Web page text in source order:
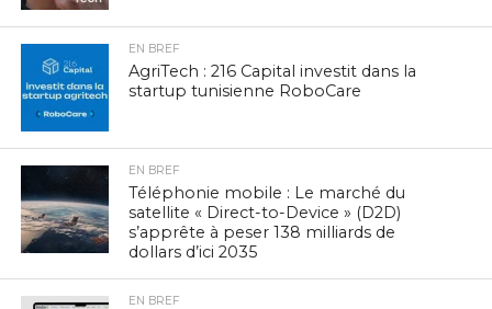
EN BREF
AgriTech : 216 Capital investit dans la
startup tunisienne RoboCare
EN BREF
Téléphonie mobile : Le marché du
satellite « Direct-to-Device » (D2D)
s’apprête à peser 138 milliards de
dollars d’ici 2035
EN BREF